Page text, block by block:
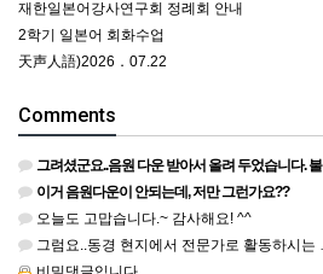
재한일본어강사연구회 정례회 안내
2학기 일본어 회화수업
天声人語)2026．07.22
Comments
그려셨군요..음원 다운 받아서 올려 두었습니다. 불편하셨네요..죄송합니다..
이거 음원다운이 안되는데, 저만 그런가요??
오늘도 고맙습니다.~ 감사해요! ^^
그럼요..동경 현지에서 전문가로 활동하시는 기모노 강사 이십니다.